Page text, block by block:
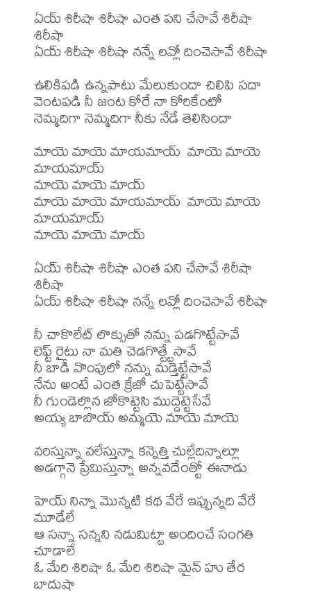
ఏయ్ శిరీషా శిరీషా ఎంత పని చేసావే శిరీషా
శిరీషా
ఏయ్ శిరీషా శిరీషా నన్నే లవ్లో దించెసావే శిరీషా
ఉలికిపడి ఉన్నపాటు మేలుకుందా చిలిపి సదా
వెంటపడి నీ జంట కోరే నా కోరికేంటో
నెమ్మదిగా నెమ్మదిగా నీకు నేడే తెలిసిందా
మాయె మాయె మాయమాయ్  మాయె మాయె
మాయమాయ్
మాయె మాయె మాయ్
మాయె మాయె మాయమాయ్  మాయె మాయె
మాయమాయ్
మాయె మాయె మాయ్
ఏయ్ శిరీషా శిరీషా ఎంత పని చేసావే శిరీషా
శిరీషా
ఏయ్ శిరీషా శిరీషా నన్నే లవ్లో దించెసావే శిరీషా
నీ చాకొలేట్ లొక్సుతో నన్ను పడగొట్టేసావే
లెఫ్ట్ రైటు నా మతి చెడగొత్ట్టేసావే
నీ బాడీ వొంపులో నన్ను మడ్తెట్టేసావే
నేను అంటే ఎంత క్రేజో చుపెట్టేసావే
నీ గుండెల్లొన జోకొట్టెసి ముద్దెట్టెసేవే
అయ్య బాబొయ్ అమ్మయె మాయె మాయె
వరిస్తున్నా వలేస్తున్నా కన్నెత్తి చుల్లేదిన్నాల్లూ
అడగ్గానె ప్రేమిస్తున్నా అన్నవదేంత్టో ఈనాడు
హెయ్ నిన్నా మొన్నటి కథ వేరే ఇప్పున్నది వేరే
మూడేలే
ఆ సన్నా సన్నని నడుమిట్టా అందించే సంగతి
చూడాలే
ఓ మేరి శిరిషా ఓ మేరి శిరిషా మైన్ హు తేర
బాదుషా